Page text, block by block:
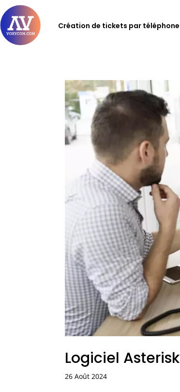
Création de tickets par téléphone
Logiciel Asterisk
26 Août 2024